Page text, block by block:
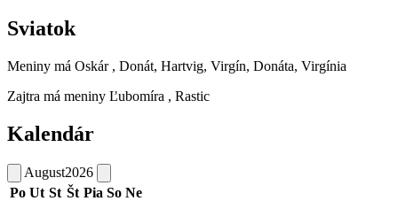
Sviatok
Meniny má Oskár , Donát, Hartvig, Virgín, Donáta, Virgínia
Zajtra má meniny Ľubomíra , Rastic
Kalendár
August2026
Po Ut St Št Pia So Ne